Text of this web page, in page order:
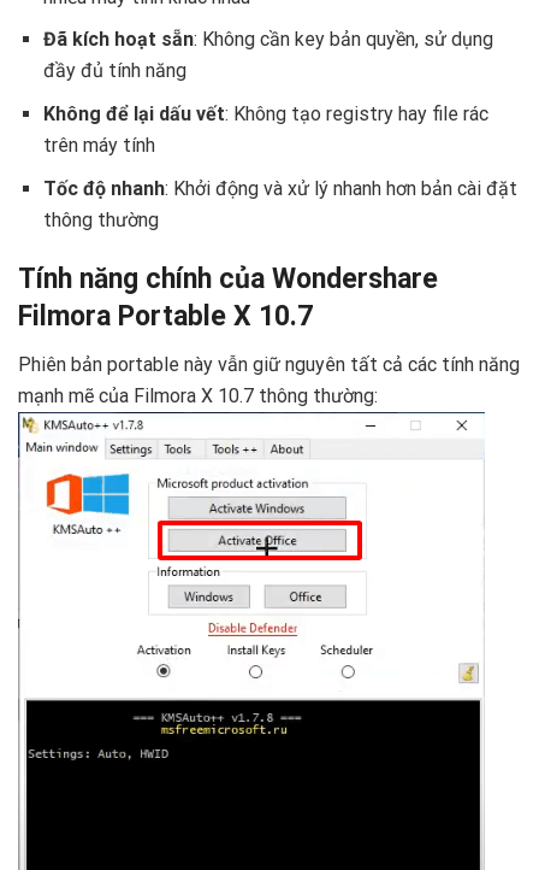
Đã kích hoạt sẵn: Không cần key bản quyền, sử dụng
đầy đủ tính năng
Không để lại dấu vết: Không tạo registry hay file rác
trên máy tính
Tốc độ nhanh: Khởi động và xử lý nhanh hơn bản cài đặt
thông thường
Tính năng chính của Wondershare
Filmora Portable X 10.7
Phiên bản portable này vẫn giữ nguyên tất cả các tính năng
mạnh mẽ của Filmora X 10.7 thông thường: